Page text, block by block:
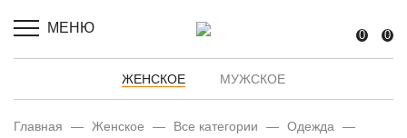
МЕНЮ 0 0
ЖЕНСКОЕ МУЖСКОЕ
Главная — Женское — Все категории — Одежда
—